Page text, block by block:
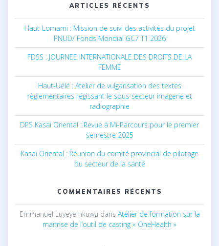
ARTICLES RÉCENTS
Haut-Lomami : Mission de suivi des activités du projet
PNUD/ Fonds Mondial GC7 T1 2026
FDSS : JOURNEE INTERNATIONALE DES DROITS DE LA
FEMME
Haut-Uélé : Atelier de vulgarisation des textes
règlementaires régissant le sous-secteur imagerie et
radiographie
DPS Kasaï Oriental : Revue à Mi-Parcours pour le premier
semestre 2025
Kasaï Oriental : Réunion du comité provincial de pilotage
du secteur de la santé
COMMENTAIRES RÉCENTS
Emmanuel Luyeye nkuwu dans Atelier de formation sur la
maitrise de l’outil de casting « OneHealth »